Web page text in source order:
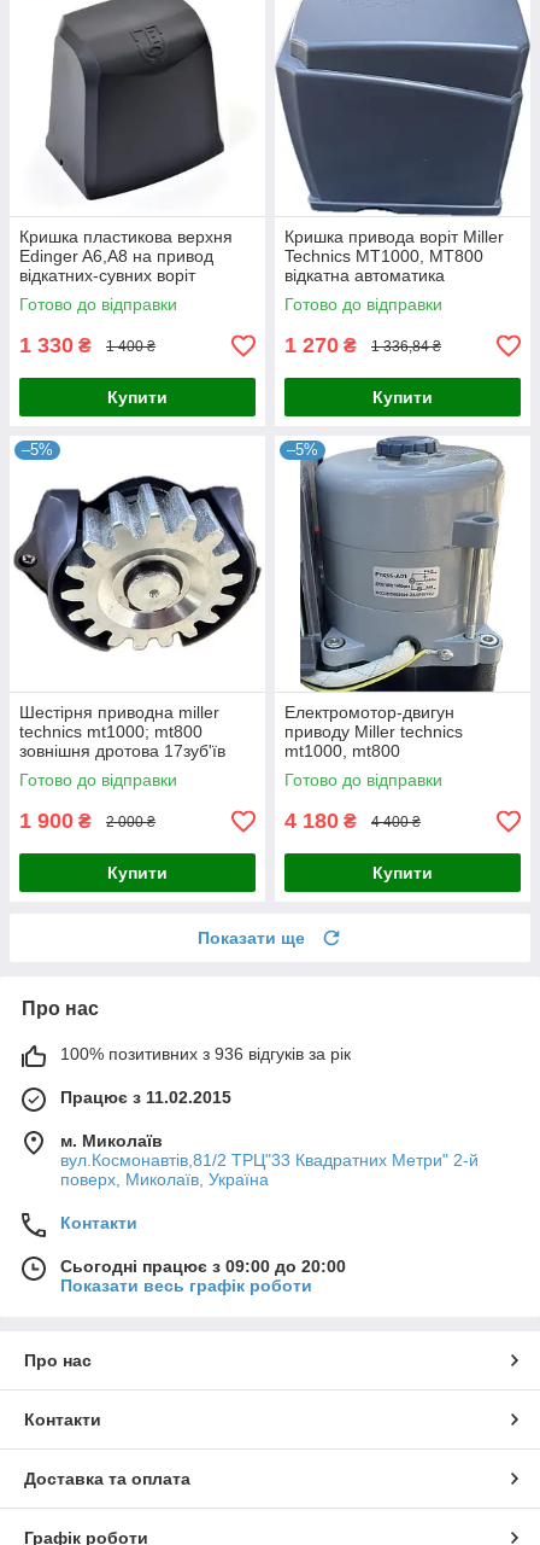
Кришка пластикова верхня
Edinger A6,A8 на привод
відкатних-сувних воріт
Готово до відправки
1 330 ₴ 1 400 ₴
Купити
Кришка привода воріт Miller
Technics MT1000, MT800
відкатна автоматика
Готово до відправки
1 270 ₴ 1 336,84 ₴
Купити
–5%
Шестірня приводна miller
technics mt1000; mt800
зовнішня дротова 17зуб'їв
Готово до відправки
1 900 ₴ 2 000 ₴
Купити
–5%
Електромотор-двигун
приводу Miller technics
mt1000, mt800
Готово до відправки
4 180 ₴ 4 400 ₴
Купити
Показати ще
Про нас
100% позитивних з 936 відгуків за рік
Працює з 11.02.2015
м. Миколаїв
вул.Космонавтів,81/2 ТРЦ"33 Квадратних Метри" 2-й
поверх, Миколаїв, Україна
Контакти
Сьогодні працює з 09:00 до 20:00
Показати весь графік роботи
Про нас
Контакти
Доставка та оплата
Графік роботи